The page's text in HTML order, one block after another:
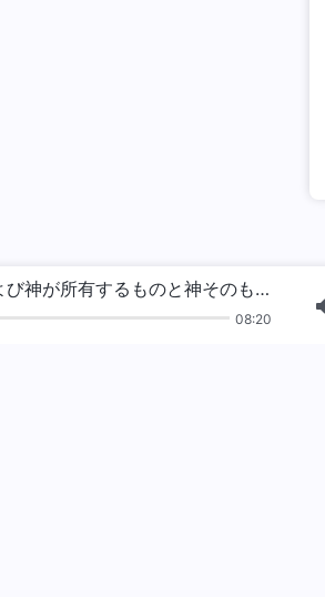
日々の神の御言葉: 神の性質、および神が所有するものと神そのもの | 抜粋 252
08:20